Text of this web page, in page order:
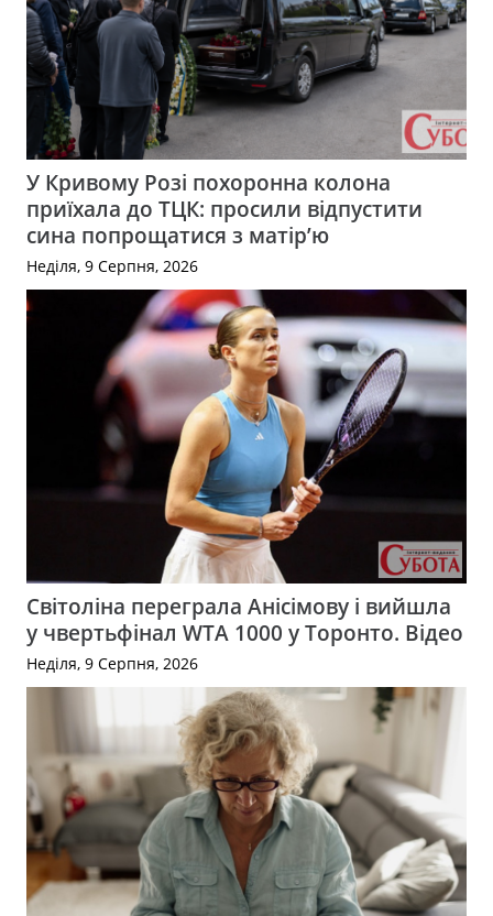
У Кривому Розі похоронна колона
приїхала до ТЦК: просили відпустити
сина попрощатися з матір’ю
Неділя, 9 Серпня, 2026
Світоліна переграла Анісімову і вийшла
у чвертьфінал WTA 1000 у Торонто. Відео
Неділя, 9 Серпня, 2026